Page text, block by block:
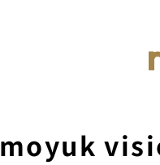
moyuk